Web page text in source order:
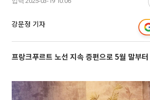
강문정 기자
프랑크푸르트 노선 지속 증편으로 5월 말부